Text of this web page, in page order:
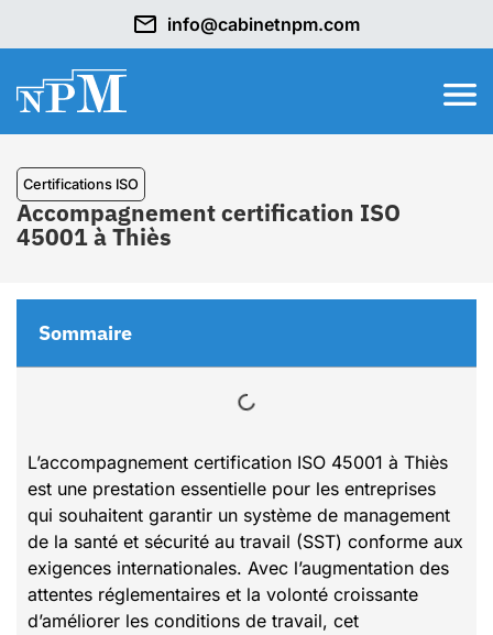
info@cabinetnpm.com
Certifications ISO
Accompagnement certification ISO
45001 à Thiès
L’accompagnement certification ISO 45001 à Thiès
est une prestation essentielle pour les entreprises
qui souhaitent garantir un système de management
de la santé et sécurité au travail (SST) conforme aux
exigences internationales. Avec l’augmentation des
attentes réglementaires et la volonté croissante
d’améliorer les conditions de travail, cet
Sommaire